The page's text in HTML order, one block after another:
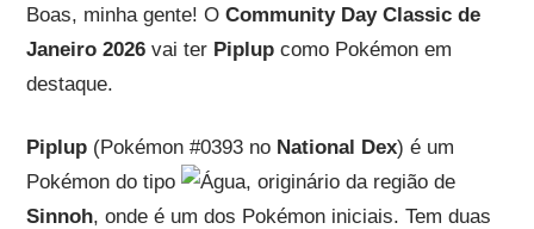
Boas, minha gente! O Community Day Classic de
Janeiro 2026vai ter Piplupcomo Pokémon em
destaque.
Piplup(Pokémon #0393 no National Dex) é um
Pokémon do tipo
, originário da região de
Sinnoh, onde é um dos Pokémon iniciais. Tem duas